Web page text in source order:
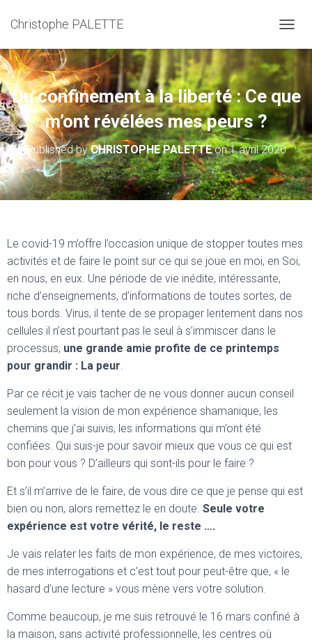
Christophe PALETTE
Du confinement à la liberté : Ce que
m’ont révélées mes peurs ?
Published byCHRISTOPHE PALETTEon1 avril 2020
Le covid-19 m’offre l’occasion unique de stopper toutes mes
activités et de faire le point sur ce qui se joue en moi, en Soi,
en nous, en eux. Une période de vie inédite, intéressante,
riche d’enseignements, d’informations de toutes sortes, de
tous bords. Virus, il tente de se propager lentement dans nos
cellules il n’est pourtant pas le seul à s’immiscer dans le
processus, une grande amie profite de ce printemps
pour grandir : La peur.
Par ce récit je vais tacher de ne vous donner aucun conseil
seulement la vision de mon expérience shamanique, les
chemins que j’ai suivis, les informations qui m’ont été
confiées. Qui suis-je pour savoir mieux que vous ce qui est
bon pour vous ? D’ailleurs qui sont-ils pour le faire ?
Et s’il m’arrive de le faire, de vous dire ce que je pense qui est
bien ou non, alors remettez le en doute. Seule votre
expérience est votre vérité, le reste ….
Je vais relater les faits de mon expérience, de mes victoires,
de mes interrogations et c’est tout pour peut-être que, « le
hasard d’une lecture » vous mène vers votre solution.
Comme beaucoup, je me suis retrouvé le 16 mars confiné à
la maison, sans activité professionnelle, les centres où